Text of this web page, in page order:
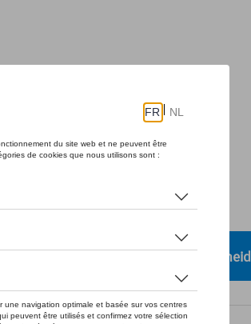
niet op stock
uw dealer voor beschikbaarheid